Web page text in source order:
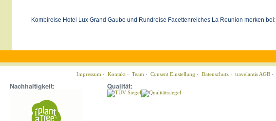
Kombireise Hotel Lux Grand Gaube und Rundreise Facettenreiches La Reunion merken bei:
Impressum · Kontakt · Team · Consent Einstellung · Datenschutz · travelantis AGB ·
Nachhaltigkeit: Qualität: